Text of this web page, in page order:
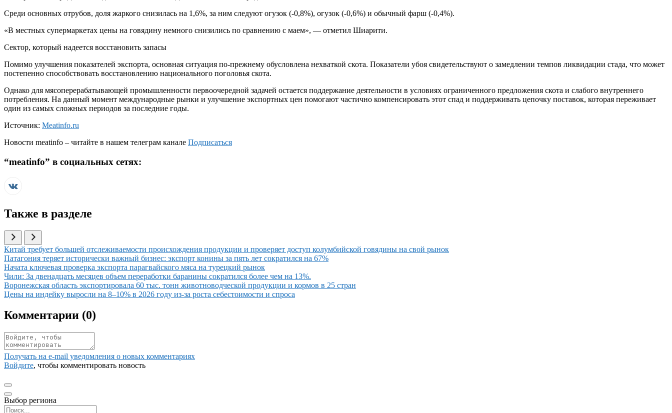
Среди основных отрубов, доля жаркого снизилась на 1,6%, за ним следуют огузок (-0,8%), огузок (-0,6%) и обычный фарш (-0,4%).
«В местных супермаркетах цены на говядину немного снизились по сравнению с маем», — отметил Шиарити.
Сектор, который надеется восстановить запасы
Помимо улучшения показателей экспорта, основная ситуация по-прежнему обусловлена ​​нехваткой скота. Показатели убоя свидетельствуют о замедлении темпов ликвидации стада, что может
постепенно способствовать восстановлению национального поголовья скота.
Однако для мясоперерабатывающей промышленности первоочередной задачей остается поддержание деятельности в условиях ограниченного предложения скота и слабого внутреннего
потребления. На данный момент международные рынки и улучшение экспортных цен помогают частично компенсировать этот спад и поддерживать цепочку поставок, которая переживает
один из самых сложных периодов за последние годы.
Источник: Meatinfo.ru
Новости meatinfo – читайте в нашем телеграм канале Подписаться
“meatinfo” в социальных сетях:
Также в разделе
Иллюстрация новости
Китай требует большей отслеживаемости происхождения продукции и проверяет доступ колумбийской говядины на свой рынок
Иллюстрация новости
Патагония теряет исторически важный бизнес: экспорт конины за пять лет сократился на 67%
Иллюстрация новости
Начата ключевая проверка экспорта парагвайского мяса на турецкий рынок
Иллюстрация новости
Чили: За двенадцать месяцев объем переработки баранины сократился более чем на 13%.
Иллюстрация новости
Воронежская область экспортировала 60 тыс. тонн животноводческой продукции и кормов в 25 стран
Иллюстрация новости
Цены на индейку выросли на 8–10% в 2026 году из-за роста себестоимости и спроса
Комментарии (0)
Получать на e‑mail уведомления о новых комментариях
Войдите, чтобы комментировать новость
Выбор региона